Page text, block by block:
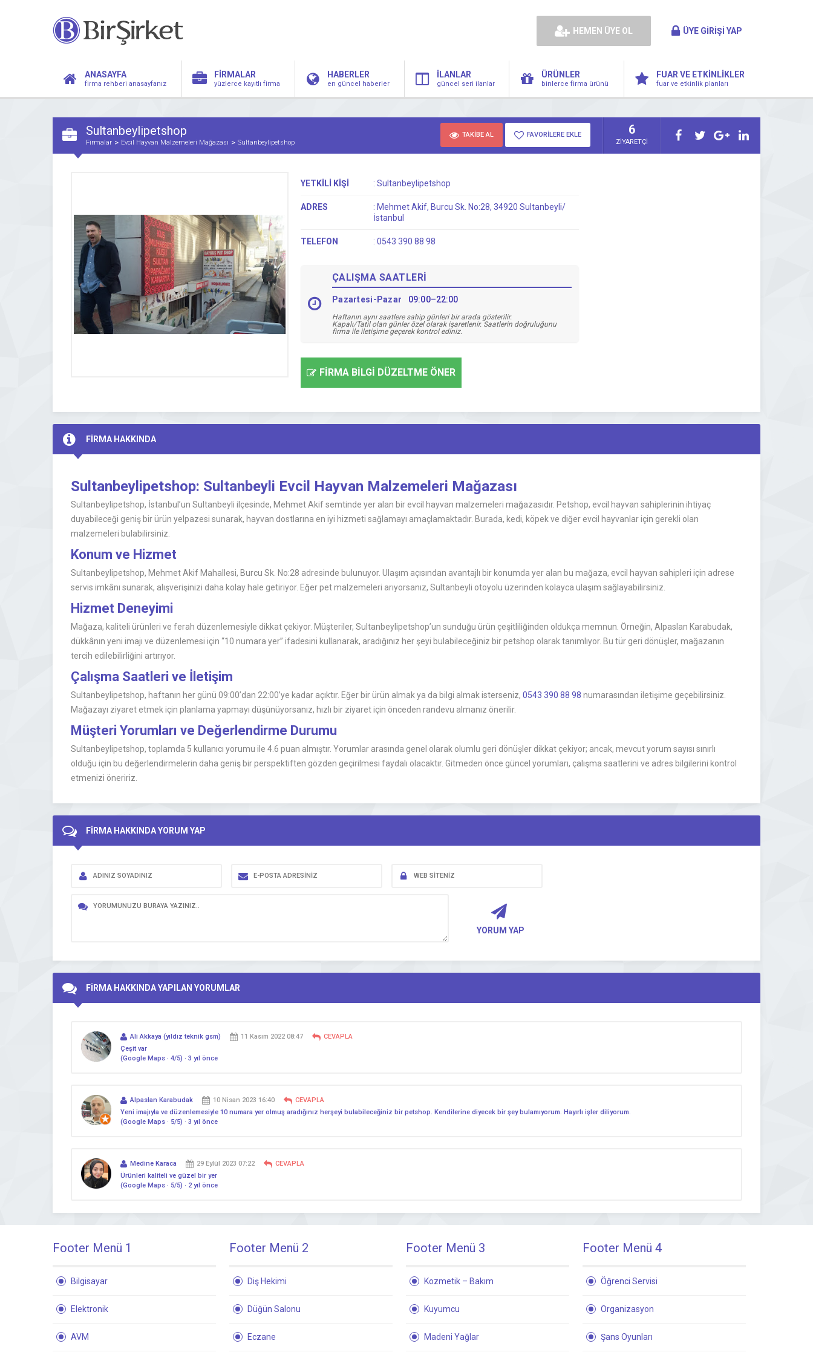
HEMEN ÜYE OL ÜYE GİRİŞİ YAP
ANASAYFA
firma rehberi anasayfanız
FİRMALAR
yüzlerce kayıtlı firma
HABERLER
en güncel haberler
İLANLAR
güncel seri ilanlar
ÜRÜNLER
binlerce firma ürünü
FUAR VE ETKİNLİKLER
fuar ve etkinlik planları
Sultanbeylipetshop
Firmalar Evcil Hayvan Malzemeleri Mağazası Sultanbeylipetshop
TAKİBE AL FAVORİLERE EKLE 6
ZİYARETÇİ
YETKİLİ KİŞİ : Sultanbeylipetshop
ADRES : Mehmet Akif, Burcu Sk. No:28, 34920 Sultanbeyli/
İstanbul
TELEFON : 0543 390 88 98
ÇALIŞMA SAATLERİ
Pazartesi-Pazar 09:00–22:00
Haftanın aynı saatlere sahip günleri bir arada gösterilir.
Kapalı/Tatil olan günler özel olarak işaretlenir. Saatlerin doğruluğunu
firma ile iletişime geçerek kontrol ediniz.
FİRMA BİLGİ DÜZELTME ÖNER
FİRMA HAKKINDA
Sultanbeylipetshop: Sultanbeyli Evcil Hayvan Malzemeleri Mağazası
Sultanbeylipetshop, İstanbul’un Sultanbeyli ilçesinde, Mehmet Akif semtinde yer alan bir evcil hayvan malzemeleri mağazasıdır. Petshop, evcil hayvan sahiplerinin ihtiyaç
duyabileceği geniş bir ürün yelpazesi sunarak, hayvan dostlarına en iyi hizmeti sağlamayı amaçlamaktadır. Burada, kedi, köpek ve diğer evcil hayvanlar için gerekli olan
malzemeleri bulabilirsiniz.
Konum ve Hizmet
Sultanbeylipetshop, Mehmet Akif Mahallesi, Burcu Sk. No:28 adresinde bulunuyor. Ulaşım açısından avantajlı bir konumda yer alan bu mağaza, evcil hayvan sahipleri için adrese
servis imkânı sunarak, alışverişinizi daha kolay hale getiriyor. Eğer pet malzemeleri arıyorsanız, Sultanbeyli otoyolu üzerinden kolayca ulaşım sağlayabilirsiniz.
Hizmet Deneyimi
Mağaza, kaliteli ürünleri ve ferah düzenlemesiyle dikkat çekiyor. Müşteriler, Sultanbeylipetshop’un sunduğu ürün çeşitliliğinden oldukça memnun. Örneğin, Alpaslan Karabudak,
dükkânın yeni imajı ve düzenlemesi için “10 numara yer” ifadesini kullanarak, aradığınız her şeyi bulabileceğiniz bir petshop olarak tanımlıyor. Bu tür geri dönüşler, mağazanın
tercih edilebilirliğini artırıyor.
Çalışma Saatleri ve İletişim
Sultanbeylipetshop, haftanın her günü 09:00’dan 22:00’ye kadar açıktır. Eğer bir ürün almak ya da bilgi almak isterseniz, 0543 390 88 98 numarasından iletişime geçebilirsiniz.
Mağazayı ziyaret etmek için planlama yapmayı düşünüyorsanız, hızlı bir ziyaret için önceden randevu almanız önerilir.
Müşteri Yorumları ve Değerlendirme Durumu
Sultanbeylipetshop, toplamda 5 kullanıcı yorumu ile 4.6 puan almıştır. Yorumlar arasında genel olarak olumlu geri dönüşler dikkat çekiyor; ancak, mevcut yorum sayısı sınırlı
olduğu için bu değerlendirmelerin daha geniş bir perspektiften gözden geçirilmesi faydalı olacaktır. Gitmeden önce güncel yorumları, çalışma saatlerini ve adres bilgilerini kontrol
etmenizi öneririz.
FİRMA HAKKINDA YORUM YAP
YORUM YAP
FİRMA HAKKINDA YAPILAN YORUMLAR
Ali Akkaya (yıldız teknik gsm) 11 Kasım 2022 08:47
CEVAPLA
Çeşit var
(Google Maps · 4/5) · 3 yıl önce
Alpaslan Karabudak 10 Nisan 2023 16:40
CEVAPLA
Yeni imajıyla ve düzenlemesiyle 10 numara yer olmuş aradığınız herşeyi bulabileceğiniz bir petshop. Kendilerine diyecek bir şey bulamıyorum. Hayırlı işler diliyorum.
(Google Maps · 5/5) · 3 yıl önce
Medine Karaca 29 Eylül 2023 07:22
CEVAPLA
Ürünleri kaliteli ve güzel bir yer
(Google Maps · 5/5) · 2 yıl önce
Footer Menü 1
Bilgisayar
Elektronik
AVM
Footer Menü 2
Diş Hekimi
Düğün Salonu
Eczane
Footer Menü 3
Kozmetik – Bakım
Kuyumcu
Madeni Yağlar
Footer Menü 4
Öğrenci Servisi
Organizasyon
Şans Oyunları